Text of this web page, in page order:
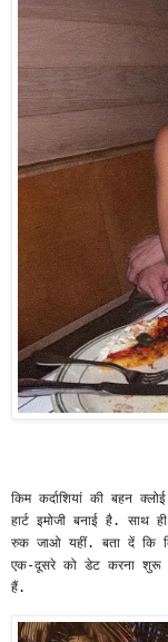
किम कर्दाशियां की बहन
हार्ट इमोजी बनाई है.
रुक जाओ यहीं. बता दें कि
एक-दूसरे को डेट करना शुरू
हैं.